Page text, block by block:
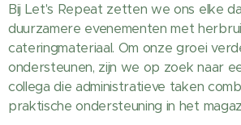
Bij Let's Repeat zetten we ons elke
duurzamere evenementen met
cateringmateriaal. Om onze groei
ondersteunen, zijn we op zoek naar
collega die administratieve taken
praktische ondersteuning in het